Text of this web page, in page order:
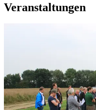
Veranstaltungen